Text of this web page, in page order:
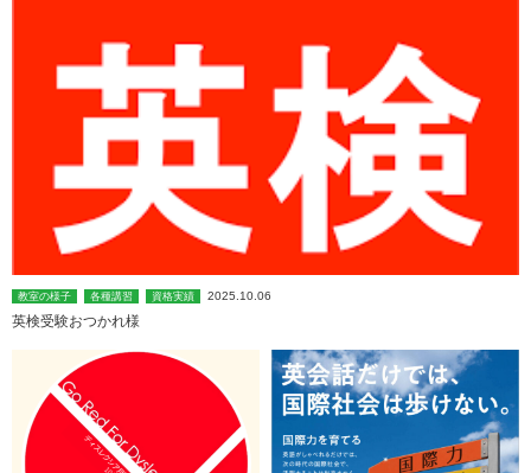
教室の様子 各種講習 資格実績 2025.10.06
英検受験おつかれ様